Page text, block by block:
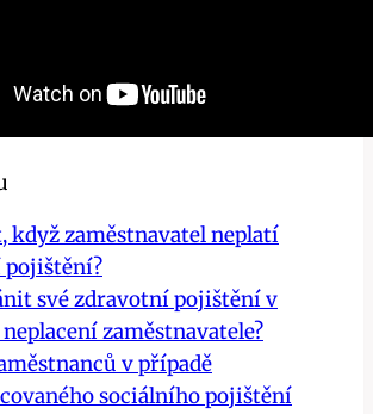
když zaměstnavatel neplatí
pojištění?
své zdravotní pojištění v
zaměstnavatele?
v případě
sociálního pojištění